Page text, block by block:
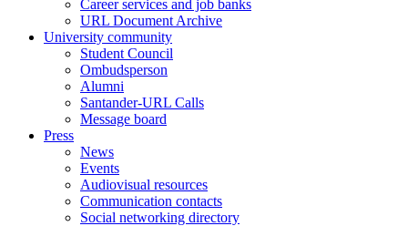
Career services and job banks
URL Document Archive
University community
Student Council
Ombudsperson
Alumni
Santander-URL Calls
Message board
Press
News
Events
Audiovisual resources
Communication contacts
Social networking directory